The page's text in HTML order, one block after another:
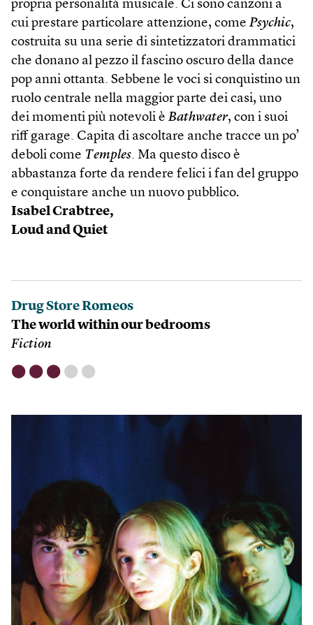
propria personalità musicale. Ci sono canzoni a
cui prestare particolare attenzione, come Psychic,
costruita su una serie di sintetizzatori drammatici
che donano al pezzo il fascino oscuro della dance
pop anni ottanta. Sebbene le voci si conquistino un
ruolo centrale nella maggior parte dei casi, uno
dei momenti più notevoli è Bathwater, con i suoi
riff garage. Capita di ascoltare anche tracce un po’
deboli come Temples. Ma questo disco è
abbastanza forte da rendere felici i fan del gruppo
e conquistare anche un nuovo pubblico.
Isabel Crabtree,
Loud and Quiet
Drug Store Romeos
The world within our bedrooms
Fiction
⬤ ⬤ ⬤ ⬤ ⬤